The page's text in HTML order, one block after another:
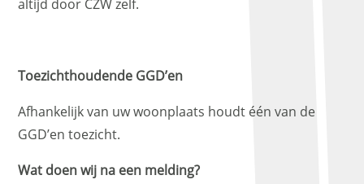
altijd door CZW zelf.
Toezichthoudende GGD’en
Afhankelijk van uw woonplaats houdt één van de
GGD’en toezicht.
Wat doen wij na een melding?